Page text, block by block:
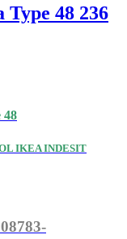
48 236
48
IKEA INDESIT